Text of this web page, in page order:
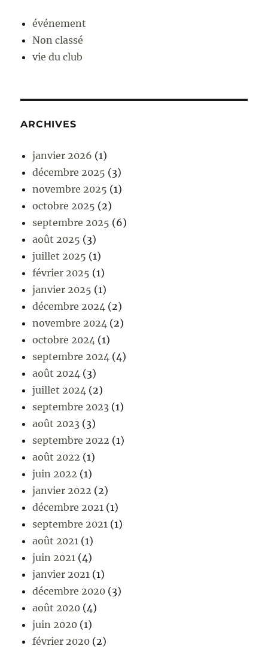
événement
Non classé
vie du club
ARCHIVES
janvier 2026 (1)
décembre 2025 (3)
novembre 2025 (1)
octobre 2025 (2)
septembre 2025 (6)
août 2025 (3)
juillet 2025 (1)
février 2025 (1)
janvier 2025 (1)
décembre 2024 (2)
novembre 2024 (2)
octobre 2024 (1)
septembre 2024 (4)
août 2024 (3)
juillet 2024 (2)
septembre 2023 (1)
août 2023 (3)
septembre 2022 (1)
août 2022 (1)
juin 2022 (1)
janvier 2022 (2)
décembre 2021 (1)
septembre 2021 (1)
août 2021 (1)
juin 2021 (4)
janvier 2021 (1)
décembre 2020 (3)
août 2020 (4)
juin 2020 (1)
février 2020 (2)